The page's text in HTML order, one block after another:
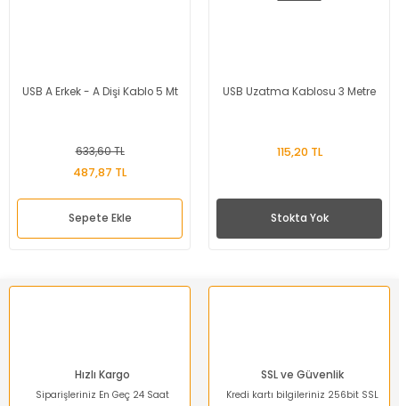
USB A Erkek - A Dişi Kablo 5 Mt
633,60 TL
487,87 TL
Sepete Ekle
USB Uzatma Kablosu 3 Metre
115,20 TL
Stokta Yok
Hızlı Kargo
Siparişleriniz En Geç 24 Saat
SSL ve Güvenlik
Kredi kartı bilgileriniz 256bit SSL